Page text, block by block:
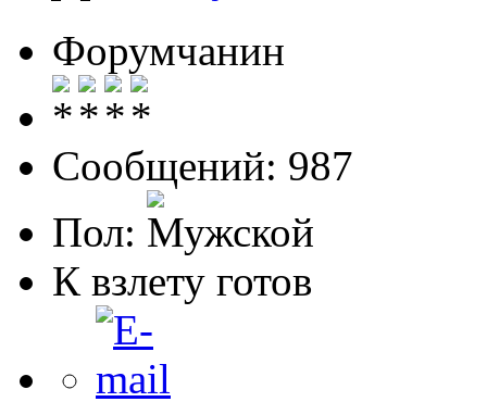
Форумчанин
Сообщений: 987
Пол:
К взлету готов